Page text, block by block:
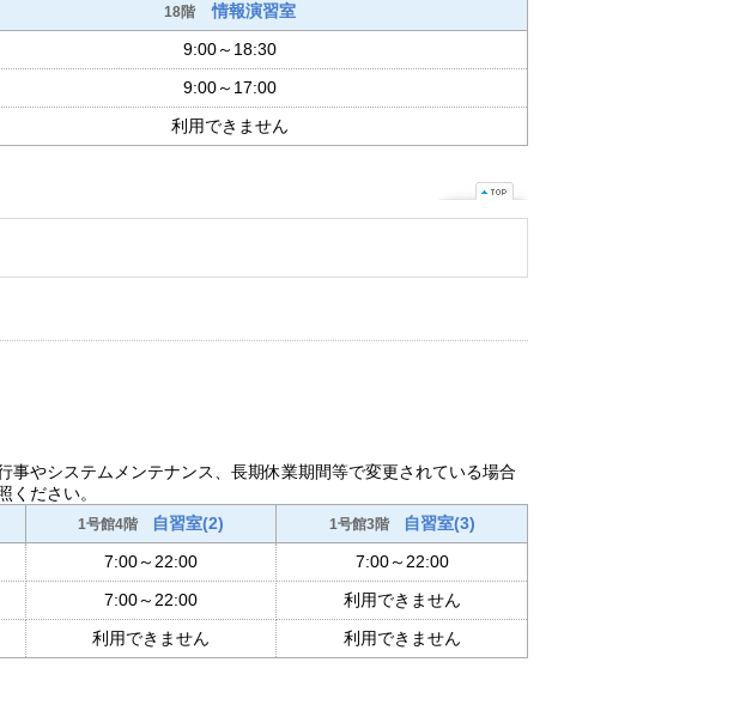
18階情報演習室
9:00～18:30
9:00～17:00
利用できません
事やシステムメンテナンス、長期休業期間等で変更されている場合
ください。
1号館4階 自習室(2) 1号館3階
自習室(3)
7:00～22:00
7:00～22:00
7:00～22:00
利用できません
利用できません 利用できません